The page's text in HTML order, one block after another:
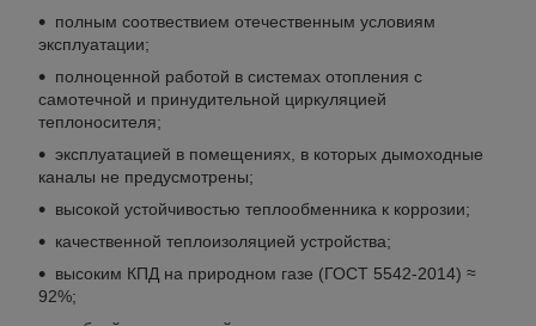
полным соотвествием отечественным условиям
эксплуатации;
полноценной работой в системах отопления с
самотечной и принудительной циркуляцией
теплоносителя;
эксплуатацией в помещениях, в которых дымоходные
каналы не предусмотрены;
высокой устойчивостью теплообменника к коррозии;
качественной теплоизоляцией устройства;
высоким КПД на природном газе (ГОСТ 5542-2014) ≈
92%;